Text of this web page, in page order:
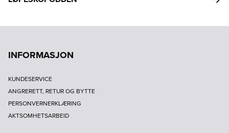
INFORMASJON
KUNDESERVICE
ANGRERETT, RETUR OG BYTTE
PERSONVERNERKLÆRING
AKTSOMHETSARBEID